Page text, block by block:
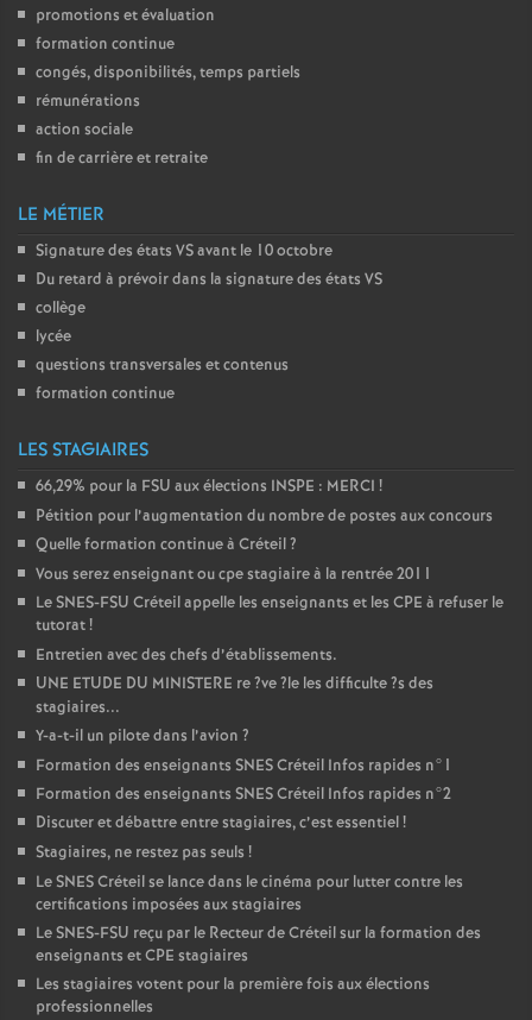
promotions et évaluation
formation continue
congés, disponibilités, temps partiels
rémunérations
action sociale
fin de carrière et retraite
LE MÉTIER
Signature des états VSavant le 10 octobre
Du retard à prévoir dans la signature des états VS
collège
lycée
questions transversales et contenus
formation continue
LES STAGIAIRES
66,29% pour la FSU aux élections INSPE : MERCI !
Pétition pour l’augmentation du nombre de postes aux concours
Quelle formation continue à Créteil?
Vous serez enseignant ou cpe stagiaire à la rentrée 2011
LeSNES-FSU Créteil appelle les enseignants et les CPE à refuser le
tutorat!
Entretien avec des chefs d’établissements.
UNE ETUDE DU MINISTERE re?ve?le les difficulte?s des
stagiaires...
Y-a-t-il un pilote dans l’avion ?
Formation des enseignants SNESCréteil Infos rapides n°1
Formation des enseignants SNESCréteil Infos rapides n°2
Discuter et débattre entre stagiaires, c’est essentiel!
Stagiaires, ne restez pas seuls !
LeSNESCréteil se lance dans le cinéma pour lutter contre les
certifications imposées aux stagiaires
LeSNES-FSU reçu par le Recteur de Créteil sur la formation des
enseignants etCPE stagiaires
Les stagiaires votent pour la première fois aux élections
professionnelles